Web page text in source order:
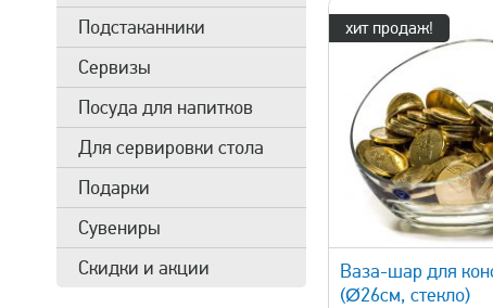
Подстаканники
Сервизы
Посуда для напитков
Для сервировки стола
Подарки
Сувениры
Скидки и акции
хит продаж!
быстрый просмотр
Ваза-шар для
(Ø26см, стекло)
быстрый